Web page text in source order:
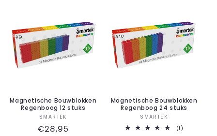
Magnetische Bouwblokken
Regenboog 12 stuks
Verkoper:
SMARTEK
Normale
€28,95
Magnetische Bouwblokken
Regenboog 24 stuks
Verkoper:
SMARTEK
(1)